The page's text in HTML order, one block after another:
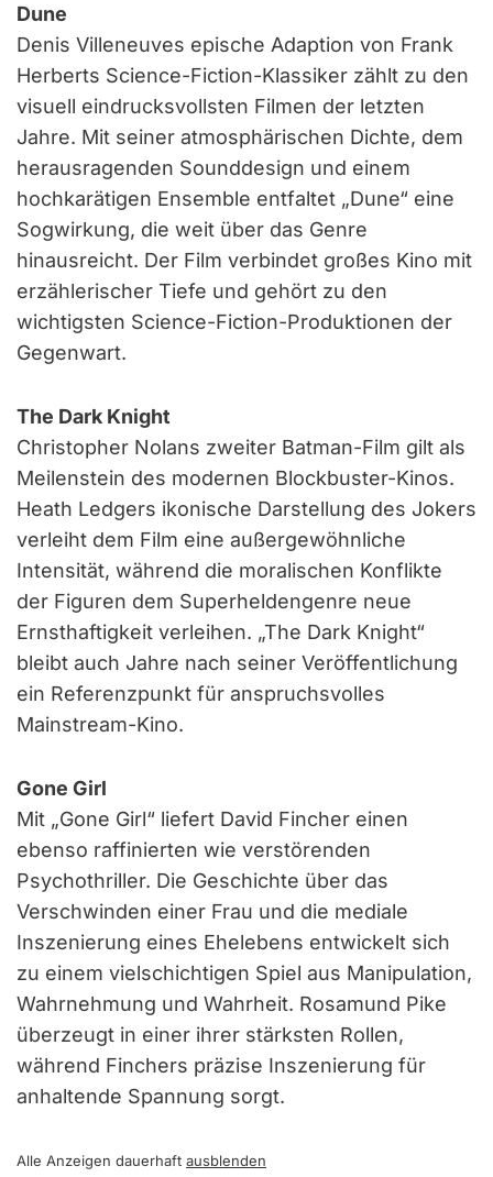
Dune
Denis Villeneuves epische Adaption von Frank
Herberts Science-Fiction-Klassiker zählt zu den
visuell eindrucksvollsten Filmen der letzten
Jahre. Mit seiner atmosphärischen Dichte, dem
herausragenden Sounddesign und einem
hochkarätigen Ensemble entfaltet „Dune“ eine
Sogwirkung, die weit über das Genre
hinausreicht. Der Film verbindet großes Kino mit
erzählerischer Tiefe und gehört zu den
wichtigsten Science-Fiction-Produktionen der
Gegenwart.
The Dark Knight
Christopher Nolans zweiter Batman-Film gilt als
Meilenstein des modernen Blockbuster-Kinos.
Heath Ledgers ikonische Darstellung des Jokers
verleiht dem Film eine außergewöhnliche
Intensität, während die moralischen Konflikte
der Figuren dem Superheldengenre neue
Ernsthaftigkeit verleihen. „The Dark Knight“
bleibt auch Jahre nach seiner Veröffentlichung
ein Referenzpunkt für anspruchsvolles
Mainstream-Kino.
Gone Girl
Mit „Gone Girl“ liefert David Fincher einen
ebenso raffinierten wie verstörenden
Psychothriller. Die Geschichte über das
Verschwinden einer Frau und die mediale
Inszenierung eines Ehelebens entwickelt sich
zu einem vielschichtigen Spiel aus Manipulation,
Wahrnehmung und Wahrheit. Rosamund Pike
überzeugt in einer ihrer stärksten Rollen,
während Finchers präzise Inszenierung für
anhaltende Spannung sorgt.
Alle Anzeigen dauerhaft ausblenden